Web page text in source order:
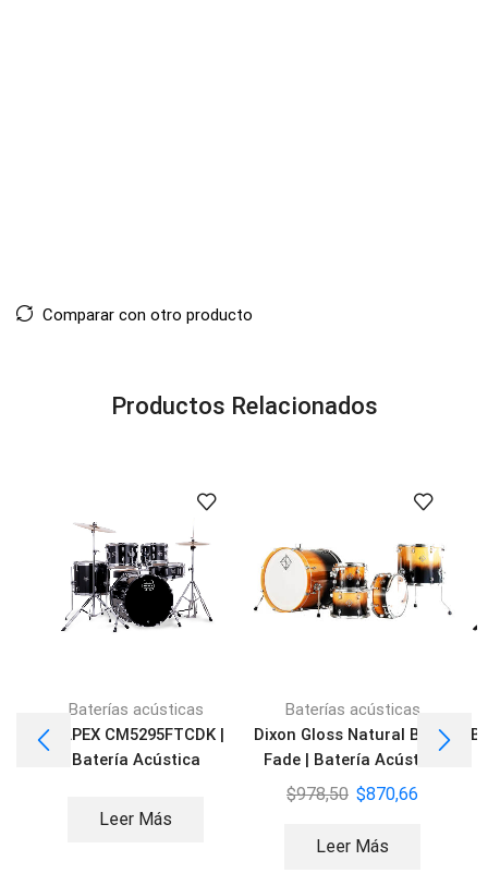
Comparar con otro producto
Productos Relacionados
Baterías acústicas
MAPEX CM5295FTCDK |
Batería Acústica
Leer Más
Baterías acústicas
Dixon Gloss Natural Black
Fade | Batería Acústica
$978,50 $870,66
Leer Más